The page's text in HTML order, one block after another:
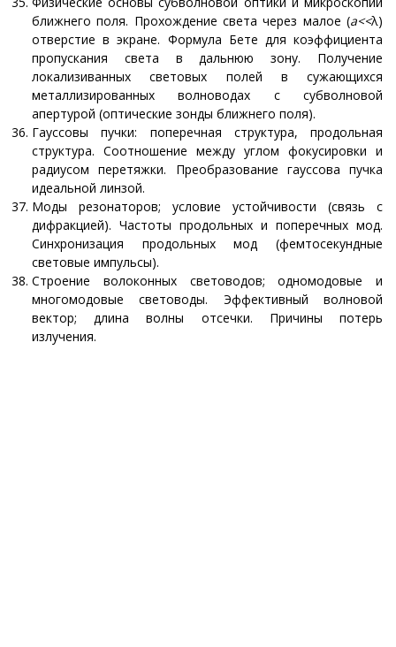
ближнего поля. Прохождение света через малое (a<<λ)
отверстие в экране. Формула Бете для коэффициента
пропускания света в дальнюю зону. Получение
локализиванных световых полей в сужающихся
металлизированных волноводах с субволновой
апертурой (оптические зонды ближнего поля).
Гауссовы пучки: поперечная структура, продольная
структура. Соотношение между углом фокусировки и
радиусом перетяжки. Преобразование гауссова пучка
идеальной линзой.
Моды резонаторов; условие устойчивости (связь с
дифракцией). Частоты продольных и поперечных мод.
Синхронизация продольных мод (фемтосекундные
световые импульсы).
Строение волоконных световодов; одномодовые и
многомодовые световоды. Эффективный волновой
вектор; длина волны отсечки. Причины потерь
излучения.